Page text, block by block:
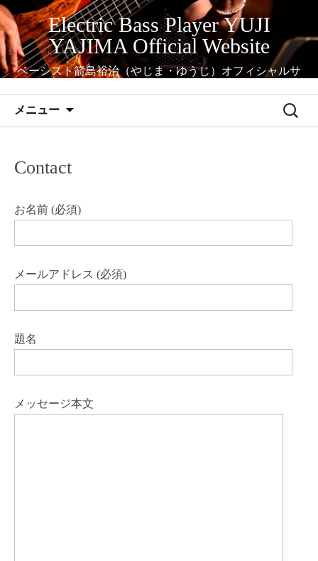
コ
ン
テ
ン
ツ
へ
Electric Bass Player YUJI
YAJIMA Official Website
ベーシスト箭島裕治（やじま・ゆうじ）オフィシャルサ
メニュー
検
Contact
お名前 (必須)
メールアドレス (必須)
題名
メッセージ本文